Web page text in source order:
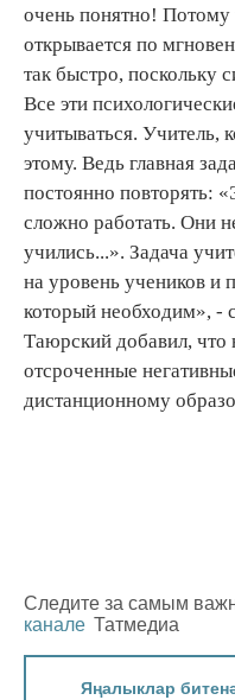
очень понятно! Потому
открывается по
так быстро, поскольку
Все эти
учитываться. Учитель,
этому. Ведь главная
постоянно повторять:
сложно работать. Они
учились...». Задача
на уровень учеников и
который необходим», -
Таюрский добавил, что
отсроченные
дистанционному
Следите за самым
канале Татмедиа
Яңалыклар